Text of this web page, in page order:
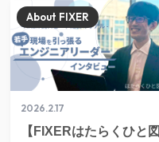
2026.2.17
【FIXERはたらくひと図
About FIXER